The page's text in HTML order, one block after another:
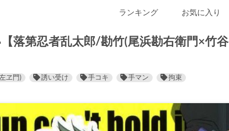
ランキング お気に入り
落第忍者乱太郎/勘竹(尾浜勘右衛門×竹谷
ヱ門) 誘い受け 手コキ 手マン
拘束